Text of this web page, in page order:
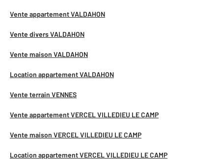
Vente appartement VALDAHON
Vente divers VALDAHON
Vente maison VALDAHON
Location appartement VALDAHON
Vente terrain VENNES
Vente appartement VERCEL VILLEDIEU LE CAMP
Vente maison VERCEL VILLEDIEU LE CAMP
Location appartement VERCEL VILLEDIEU LE CAMP